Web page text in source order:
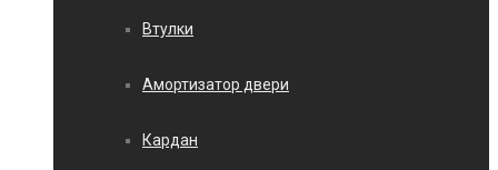
Втулки
Амортизатор двери
Кардан